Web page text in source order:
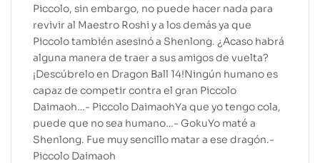
Piccolo, sin embargo, no puede hacer nada para
revivir al Maestro Roshi y a los demás ya que
Piccolo también asesinó a Shenlong. ¿Acaso habrá
alguna manera de traer a sus amigos de vuelta?
¡Descúbrelo en Dragon Ball 14!Ningún humano es
capaz de competir contra el gran Piccolo
Daimaoh…- Piccolo DaimaohYa que yo tengo cola,
puede que no sea humano…- GokuYo maté a
Shenlong. Fue muy sencillo matar a ese dragón.-
Piccolo Daimaoh